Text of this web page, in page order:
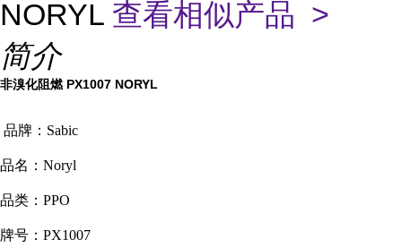
NORYL 查看相似产品 >
简介
非溴化阻燃 PX1007 NORYL
品牌：Sabic
品名：Noryl
品类：PPO
牌号：PX1007